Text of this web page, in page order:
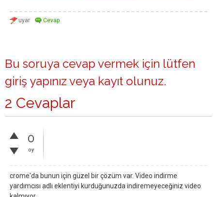
Bu soruya cevap vermek için lütfen
giriş yapınız veya kayıt olunuz.
2 Cevaplar
0
oy
crome'da bunun için güzel bir çözüm var. Video indirme
yardımcısı adlı eklentiyi kurduğunuzda indiremeyeceğiniz video